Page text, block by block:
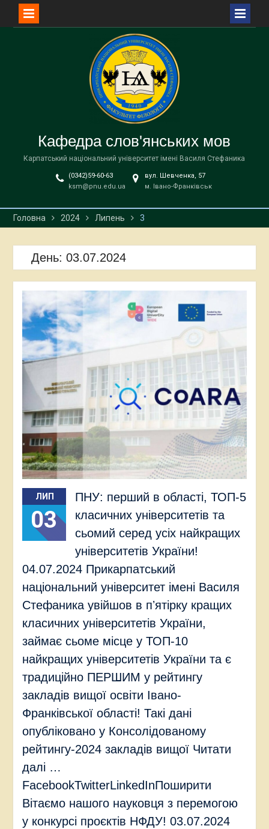
Кафедра слов'янських мов
Карпатський національний університет імені Василя Стефаника
(0342)59-60-63
ksm@pnu.edu.ua
вул. Шевченка, 57
м. Івано-Франківськ
Головна 2024 Липень 3
День: 03.07.2024
ЛИП
03
ПНУ: перший в області, ТОП-5
класичних університетів та
сьомий серед усіх найкращих
університетів України!
04.07.2024 Прикарпатський
національний університет імені Василя
Стефаника увійшов в пʼятірку кращих
класичних університетів України,
займає сьоме місце у ТОП-10
найкращих університетів України та є
традиційно ПЕРШИМ у рейтингу
закладів вищої освіти Івано-
Франківської області! Такі дані
опубліковано у Консолідованому
рейтингу-2024 закладів вищої Читати
далі …
FacebookTwitterLinkedInПоширити
Вітаємо нашого науковця з перемогою
у конкурсі проєктів НФДУ! 03.07.2024